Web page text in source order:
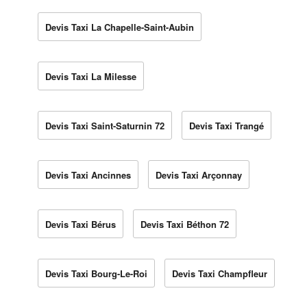
Devis Taxi La Chapelle-Saint-Aubin
Devis Taxi La Milesse
Devis Taxi Saint-Saturnin 72 Devis Taxi Trangé
Devis Taxi Ancinnes Devis Taxi Arçonnay
Devis Taxi Bérus Devis Taxi Béthon 72
Devis Taxi Bourg-Le-Roi Devis Taxi Champfleur